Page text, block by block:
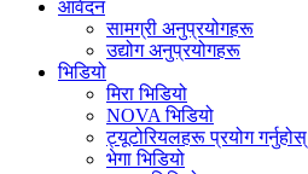
आवेदन
सामग्री अनुप्रयोगहरू
उद्योग अनुप्रयोगहरू
भिडियो
मिरा भिडियो
NOVA भिडियो
ट्यूटोरियलहरू प्रयोग गर्नुहोस्
भेगा भिडियो